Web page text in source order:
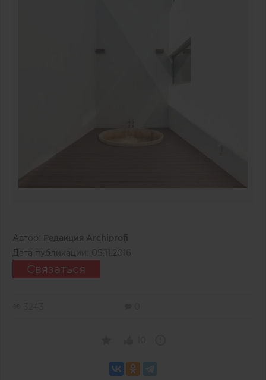
Автор:
Редакция Archiprofi
Дата публикации: 05.11.2016
Связаться